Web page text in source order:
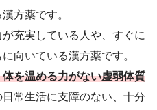
方薬です。
充実している人や、すぐに
向いている漢方薬です。
を温める力がない虚弱体質
日常生活に支障のない、十分